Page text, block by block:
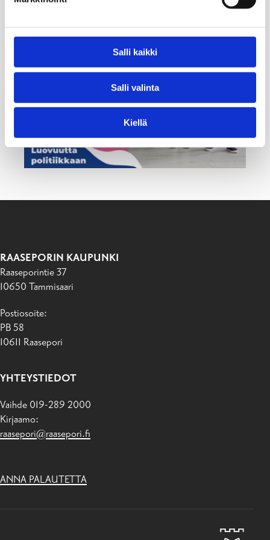
Salli kaikki
Salli valinta
Kiellä
RAASEPORIN KAUPUNKI
Raaseporintie 37
10650 Tammisaari
Postiosoite:
PB 58
10611 Raasepori
YHTEYSTIEDOT
Vaihde 019-289 2000
Kirjaamo:
raasepori@raasepori.fi
ANNA PALAUTETTA